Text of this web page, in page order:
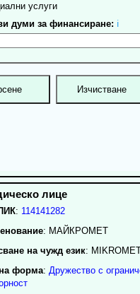
услуги
думи за финансиране: ℹ
: 114141282
: МАЙКРОМЕТ
на чужд език:
форма: Дружество с